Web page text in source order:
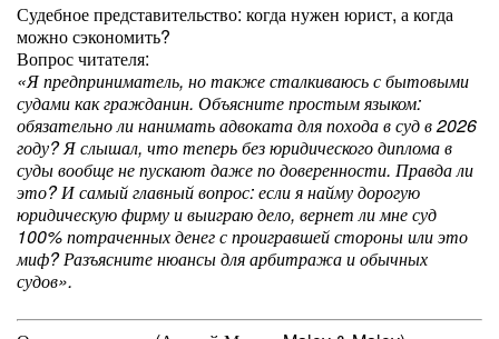
Судебное представительство: когда нужен юрист, а когда
можно сэкономить?
Вопрос читателя:
«Я предприниматель, но также сталкиваюсь с бытовыми
судами как гражданин. Объясните простым языком:
обязательно ли нанимать адвоката для похода в суд в 2026
году? Я слышал, что теперь без юридического диплома в
суды вообще не пускают даже по доверенности. Правда ли
это? И самый главный вопрос: если я найму дорогую
юридическую фирму и выиграю дело, вернет ли мне суд
100% потраченных денег с проигравшей стороны или это
миф? Разъясните нюансы для арбитража и обычных
судов».